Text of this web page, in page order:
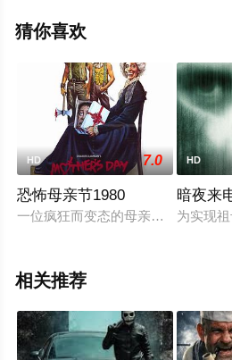
玛格丽特·诺兰,安德鲁·比克内尔,迈
等明星演员精彩演绎的英国电影
减完整版电影大全就上星辰电影
至豆瓣电影、电视猫或剧情网等平
猜你喜欢
HD 7.0
恐怖母亲节1980
一位疯狂而变态的母亲，带领着他
HD
暗夜来
为实现
相关推荐